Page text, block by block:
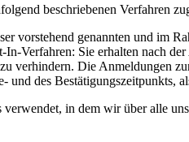
beschriebenen Verfahren
vorstehend genannten und im
Verfahren: Sie erhalten nach
verhindern. Die Anmeldungen
des Bestätigungszeitpunkts,
in dem wir über alle